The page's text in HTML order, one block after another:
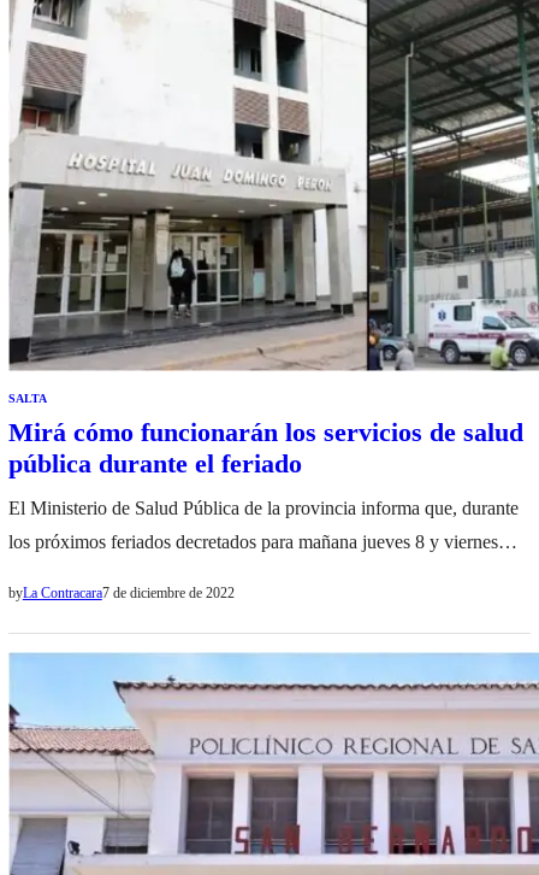
SALTA
Mirá cómo funcionarán los servicios de salud
pública durante el feriado
El Ministerio de Salud Pública de la provincia informa que, durante
los próximos feriados decretados para mañana jueves 8 y viernes
de organismos nacionales que funcionan en la provincia. Los
diferentes…
byLa Contracara7 de diciembre de 2022